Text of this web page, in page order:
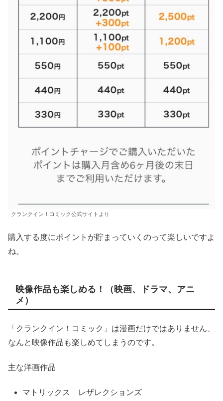
クランクイン！コミック公式サイトより
購入する度にポイントが貯まっていくのって楽しいですよ
ね。
映像作品も楽しめる！（映画、ドラマ、アニ
メ）
「クランクイン！コミック」は漫画だけではありません、
なんと映像作品も楽しめてしまうのです。
主な洋画作品
マトリックス レザレクションズ